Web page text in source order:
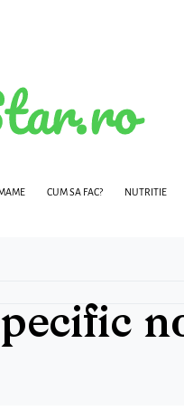
CUM SA FAC? NUTRITIE